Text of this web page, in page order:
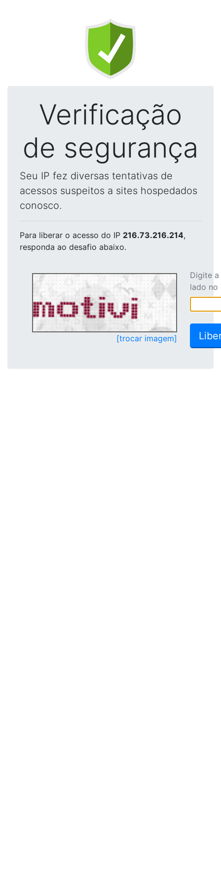
Verificação
de segurança
Seu IP fez diversas tentativas de
acessos suspeitos a sites hospedados
conosco.
Para liberar o acesso do IP 216.73.216.214,
responda ao desafio abaixo.
[trocar imagem]
Digite
lado no